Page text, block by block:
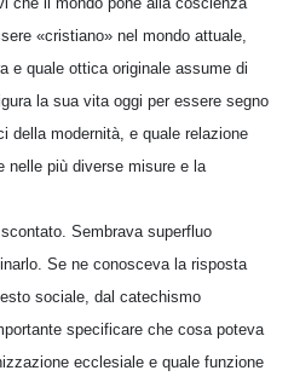
«cristiano» nel mondo attuale,
e quale ottica originale assume di
la sua vita oggi per essere segno
della modernità, e quale relazione
nelle più diverse misure e la
Sembrava superfluo
Se ne conosceva la risposta
sociale, dal catechismo
specificare che cosa poteva
ecclesiale e quale funzione